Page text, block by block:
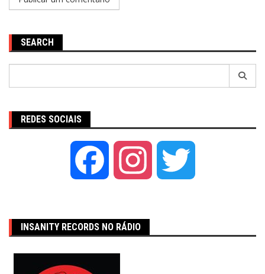
SEARCH
REDES SOCIAIS
Facebook Instagram
INSANITY RECORDS NO RÁDIO